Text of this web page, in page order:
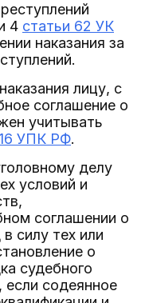
4 статьи 62 УК
наказания за
лицу, с
соглашение о
учитывать
УПК РФ.
делу
условий и
соглашении о
силу тех или
о
судебного
если содеянное